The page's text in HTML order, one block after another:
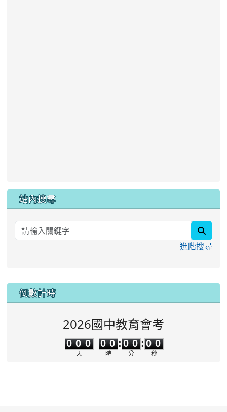
站內搜尋
進階搜尋
::: 倒數計時
2026國中教育會考
0 0 0
天
0
0
0
0
時
:
0
0
0
0
分
:
0
0
0
0
秒